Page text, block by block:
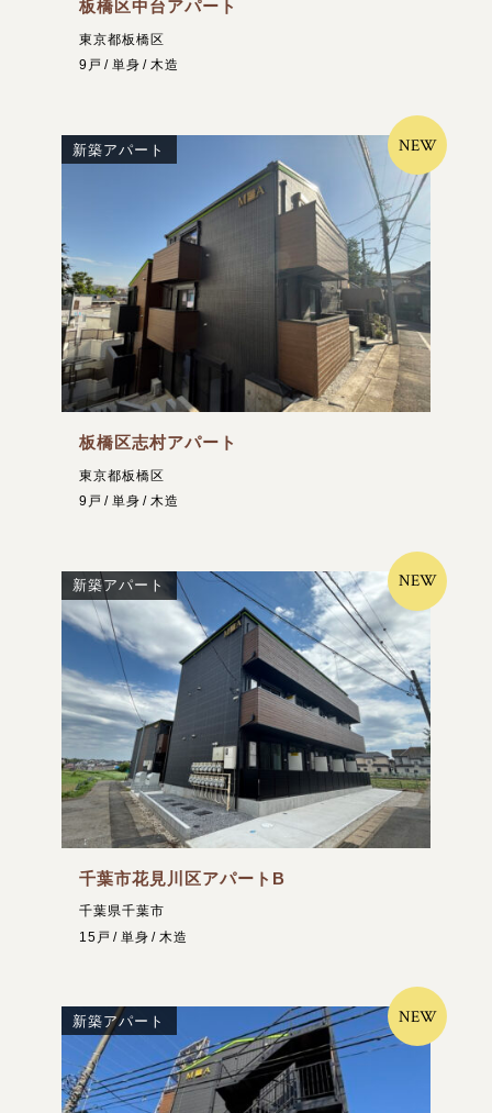
板橋区中台アパート
東京都板橋区
9戸
単身 木造
新築アパート
板橋区志村アパート
東京都板橋区
9戸
単身 木造
NEW
新築アパート
千葉市花見川区アパートB
千葉県千葉市
15戸
単身 木造
NEW
新築アパート NEW